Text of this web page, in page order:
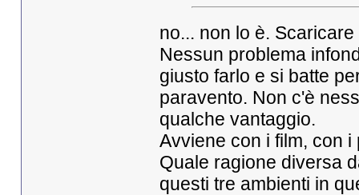
no... non lo è.
Nessun problema
giusto farlo e si batte
paravento. Non c'è
qualche vantaggio.
Avviene con i film, con
Quale ragione diversa
questi tre ambienti in